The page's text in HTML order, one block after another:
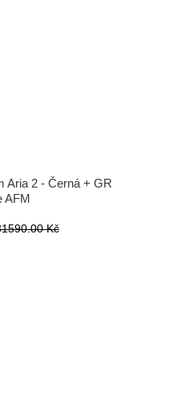
Aria 2 - Černá + GR
AFM
Kč